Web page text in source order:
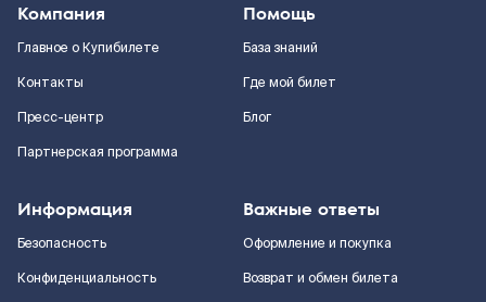
Компания
Главное о Купибилете
Контакты
Пресс-центр
Партнерская программа
Помощь
База знаний
Где мой билет
Блог
Информация
Безопасность
Конфиденциальность
Важные ответы
Оформление и покупка
Возврат и обмен билета